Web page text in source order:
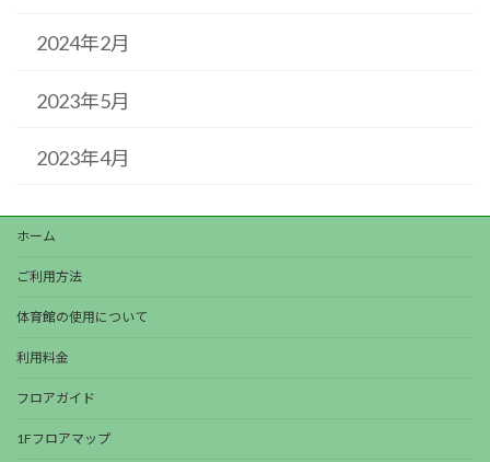
2024年2月
2023年5月
2023年4月
ホーム
ご利用方法
体育館の使用について
利用料金
フロアガイド
1Fフロアマップ